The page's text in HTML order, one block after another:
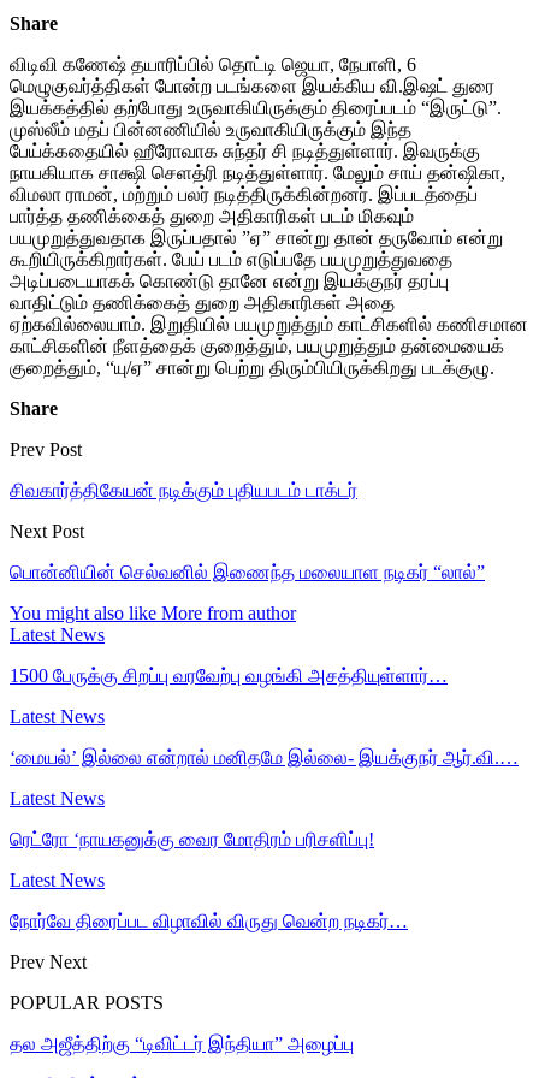
Share
விடிவி கணேஷ் தயாரிப்பில் தொட்டி ஜெயா, நேபாளி, 6
மெழுகுவர்த்திகள் போன்ற படங்களை இயக்கிய வி.இஷட் துரை
இயக்கத்தில் தற்போது உருவாகியிருக்கும் திரைப்படம் “இருட்டு”.
முஸ்லீம் மதப் பின்னணியில் உருவாகியிருக்கும் இந்த
பேய்க்கதையில் ஹீரோவாக சுந்தர் சி நடித்துள்ளார். இவருக்கு
நாயகியாக சாக்ஷி செளத்ரி நடித்துள்ளார். மேலும் சாய் தன்ஷிகா,
விமலா ராமன், மற்றும் பலர் நடித்திருக்கின்றனர். இப்படத்தைப்
பார்த்த தணிக்கைத் துறை அதிகாரிகள் படம் மிகவும்
பயமுறுத்துவதாக இருப்பதால் ”ஏ” சான்று தான் தருவோம் என்று
கூறியிருக்கிறார்கள். பேய் படம் எடுப்பதே பயமுறுத்துவதை
அடிப்படையாகக் கொண்டு தானே என்று இயக்குநர் தரப்பு
வாதிட்டும் தணிக்கைத் துறை அதிகாரிகள் அதை
ஏற்கவில்லையாம். இறுதியில் பயமுறுத்தும் காட்சிகளில் கணிசமான
காட்சிகளின் நீளத்தைக் குறைத்தும், பயமுறுத்தும் தன்மையைக்
குறைத்தும், “யு/ஏ” சான்று பெற்று திரும்பியிருக்கிறது படக்குழு.
Share
Prev Post
சிவகார்த்திகேயன் நடிக்கும் புதியபடம் டாக்டர்
Next Post
பொன்னியின் செல்வனில் இணைந்த மலையாள நடிகர் “லால்”
You might also like More from author
Latest News
1500 பேருக்கு சிறப்பு வரவேற்பு வழங்கி அசத்தியுள்ளார்…
Latest News
‘மையல்’ இல்லை என்றால் மனிதமே இல்லை- இயக்குநர் ஆர்.வி.…
Latest News
ரெட்ரோ ‘நாயகனுக்கு வைர மோதிரம் பரிசளிப்பு!
Latest News
நோர்வே திரைப்பட விழாவில் விருது வென்ற நடிகர்…
Prev Next
POPULAR POSTS
தல அஜீத்திற்கு “டிவிட்டர் இந்தியா” அழைப்பு